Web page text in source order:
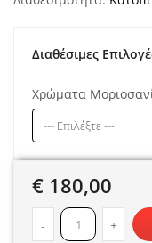
Διαθέσιμες
Χρώματα
€ 180,00
- +